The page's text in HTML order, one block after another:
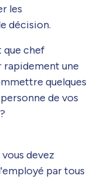
les
décision.
que chef
rapidement une
quelques
de vos
devez
par tous